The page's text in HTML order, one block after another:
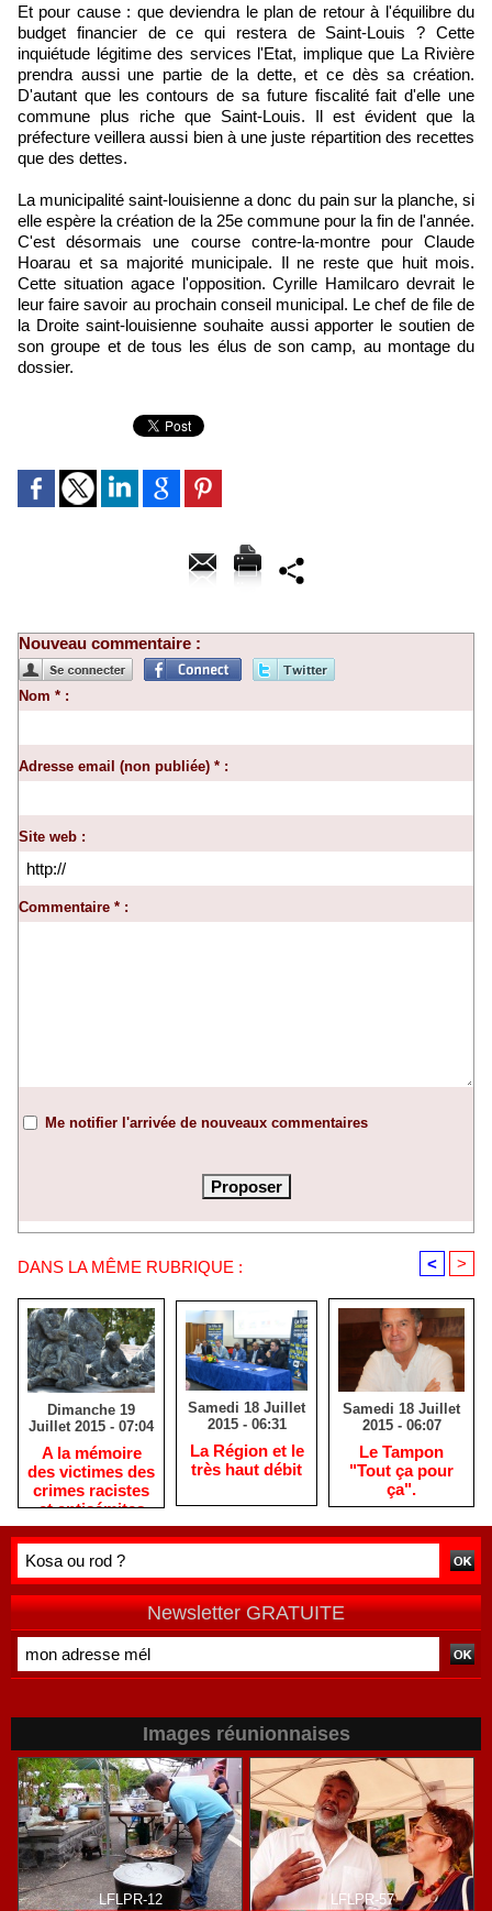
Et pour cause : que deviendra le plan de retour à l'équilibre du
budget financier de ce qui restera de Saint-Louis ? Cette
inquiétude légitime des services l'Etat, implique que La Rivière
prendra aussi une partie de la dette, et ce dès sa création.
D'autant que les contours de sa future fiscalité fait d'elle une
commune plus riche que Saint-Louis. Il est évident que la
préfecture veillera aussi bien à une juste répartition des recettes
que des dettes.
La municipalité saint-louisienne a donc du pain sur la planche, si
elle espère la création de la 25e commune pour la fin de l'année.
C'est désormais une course contre-la-montre pour Claude
Hoarau et sa majorité municipale. Il ne reste que huit mois.
Cette situation agace l'opposition. Cyrille Hamilcaro devrait le
leur faire savoir au prochain conseil municipal. Le chef de file de
la Droite saint-louisienne souhaite aussi apporter le soutien de
son groupe et de tous les élus de son camp, au montage du
dossier.
Nouveau commentaire :
Nom * :
Adresse email (non publiée) * :
Site web :
Commentaire * :
Me notifier l'arrivée de nouveaux commentaires
DANS LA MÊME RUBRIQUE : < >
Dimanche 19
Juillet 2015 - 07:04
A la mémoire
des victimes des
crimes racistes
et antisémites
Samedi 18 Juillet
2015 - 06:31
La Région et le
très haut débit
Samedi 18 Juillet
2015 - 06:07
Le Tampon
"Tout ça pour
ça".
Newsletter GRATUITE
Images réunionnaises
LFLPR-12 LFLPR-57